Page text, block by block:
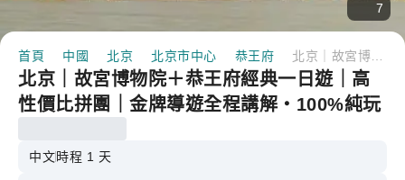
7
首頁 中國 北京 北京市中心 恭王府
北京｜故宮博物院＋恭王府經典一日遊｜高
性價比拼團｜金牌導遊全程講解・100%純玩
中文時程 1 天